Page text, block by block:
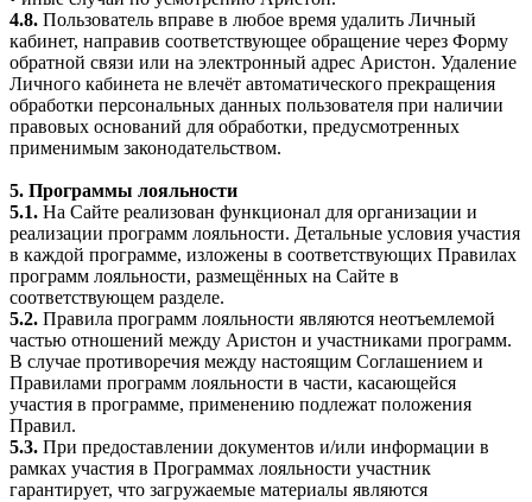
4.8. Пользователь вправе в любое время удалить Личный
кабинет, направив соответствующее обращение через Форму
обратной связи или на электронный адрес Аристон. Удаление
Личного кабинета не влечёт автоматического прекращения
обработки персональных данных пользователя при наличии
правовых оснований для обработки, предусмотренных
применимым законодательством.
5. Программы лояльности
5.1. На Сайте реализован функционал для организации и
реализации программ лояльности. Детальные условия участия
в каждой программе, изложены в соответствующих Правилах
программ лояльности, размещённых на Сайте в
соответствующем разделе.
5.2. Правила программ лояльности являются неотъемлемой
частью отношений между Аристон и участниками программ.
В случае противоречия между настоящим Соглашением и
Правилами программ лояльности в части, касающейся
участия в программе, применению подлежат положения
Правил.
5.3. При предоставлении документов и/или информации в
рамках участия в Программах лояльности участник
гарантирует, что загружаемые материалы являются